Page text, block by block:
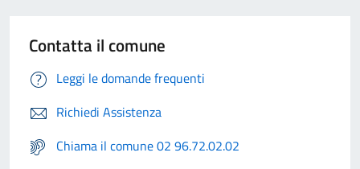
Contatta il comune
Leggi le domande frequenti
Richiedi Assistenza
Chiama il comune 02 96.72.02.02